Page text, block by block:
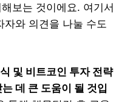
보는 것이에요. 여기서
자와 의견을 나눌 수도
및 비트코인 투자 전략
데 큰 도움이 될 것입